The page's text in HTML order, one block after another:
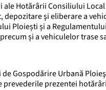
ale Hotărârii Consiliului
depozitare şi eliberare a
Ploiești și a
și a vehiculelor trase
Gospodărire Urbană
prevederile prezentei